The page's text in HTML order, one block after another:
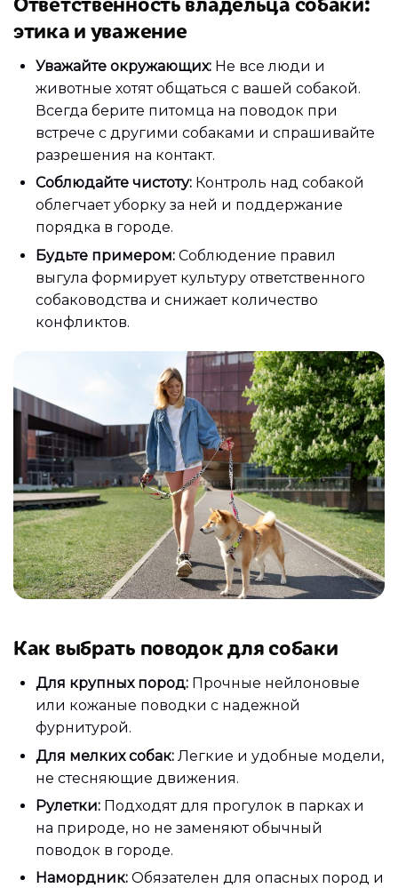
этика и уважение
Уважайте окружающих: Не все люди и
животные хотят общаться с вашей собакой.
Всегда берите питомца на поводок при
встрече с другими собаками и спрашивайте
разрешения на контакт.
Соблюдайте чистоту: Контроль над собакой
облегчает уборку за ней и поддержание
порядка в городе.
Будьте примером: Соблюдение правил
выгула формирует культуру ответственного
собаководства и снижает количество
конфликтов.
Как выбрать поводок для собаки
Для крупных пород: Прочные нейлоновые
или кожаные поводки с надежной
фурнитурой.
Для мелких собак: Легкие и удобные модели,
не стесняющие движения.
Рулетки: Подходят для прогулок в парках и
на природе, но не заменяют обычный
поводок в городе.
Намордник: Обязателен для опасных пород и